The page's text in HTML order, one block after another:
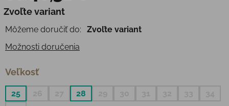
Jednotková cena:
Zvoľte variant
Môžeme doručiť do:
Zvoľte variant
Možnosti doručenia
Veľkosť
25 28